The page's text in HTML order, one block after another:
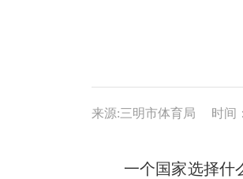
来源:三明市体育局 时间
一个国家选择什么